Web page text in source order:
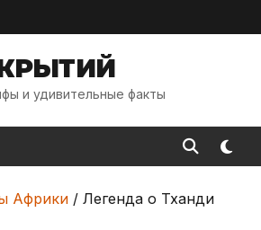
и удивительные факты
Африки / Легенда о Тханди